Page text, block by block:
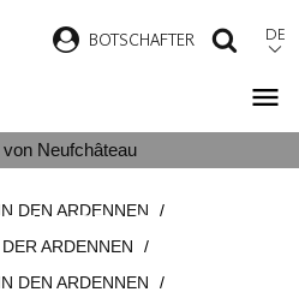
BOTSCHAFTER DE
IN BELGIEN
DEN ARDENNEN
ARDENNEN
DEN ARDENNEN